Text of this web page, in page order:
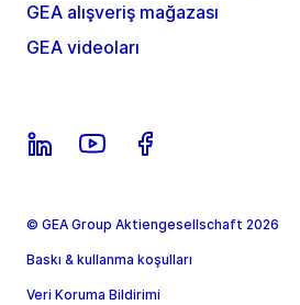
GEA alışveriş mağazası
GEA videoları
© GEA Group Aktiengesellschaft 2026
Baskı & kullanma koşulları
Veri Koruma Bildirimi